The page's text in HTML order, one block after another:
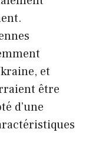
et
être
d’une